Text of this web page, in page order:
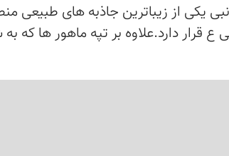
یکی از زیباترین جاذبه های
ع قرار دارد.علاوه بر تپه ماهور ها